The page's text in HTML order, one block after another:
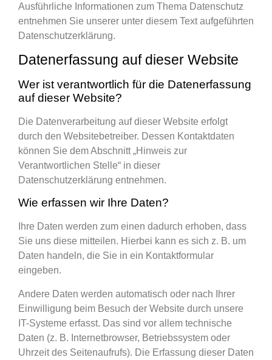
Ausführliche Informationen zum Thema Datenschutz
entnehmen Sie unserer unter diesem Text aufgeführten
Datenschutzerklärung.
Datenerfassung auf dieser Website
Wer ist verantwortlich für die Datenerfassung
auf dieser Website?
Die Datenverarbeitung auf dieser Website erfolgt
durch den Websitebetreiber. Dessen Kontaktdaten
können Sie dem Abschnitt „Hinweis zur
Verantwortlichen Stelle“ in dieser
Datenschutzerklärung entnehmen.
Wie erfassen wir Ihre Daten?
Ihre Daten werden zum einen dadurch erhoben, dass
Sie uns diese mitteilen. Hierbei kann es sich z. B. um
Daten handeln, die Sie in ein Kontaktformular
eingeben.
Andere Daten werden automatisch oder nach Ihrer
Einwilligung beim Besuch der Website durch unsere
IT-Systeme erfasst. Das sind vor allem technische
Daten (z. B. Internetbrowser, Betriebssystem oder
Uhrzeit des Seitenaufrufs). Die Erfassung dieser Daten